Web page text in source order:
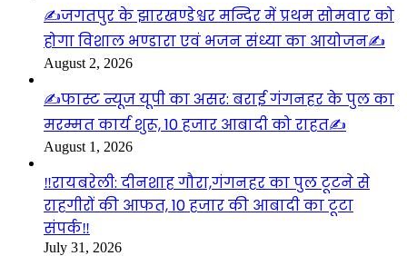
✍️जगतपुर के झारखण्डेश्वर मन्दिर में प्रथम सोमवार को
होगा विशाल भण्डारा एवं भजन संध्या का आयोजन✍️
August 2, 2026
✍️फास्ट न्यूज यूपी का असर: बराई गंगनहर के पुल का
मरम्मत कार्य शुरू, 10 हजार आबादी को राहत✍️
August 1, 2026
‼️रायबरेली: दीनशाह गौरा,गंगनहर का पुल टूटने से
राहगीरों की आफत, 10 हजार की आबादी का टूटा
संपर्क‼️
July 31, 2026